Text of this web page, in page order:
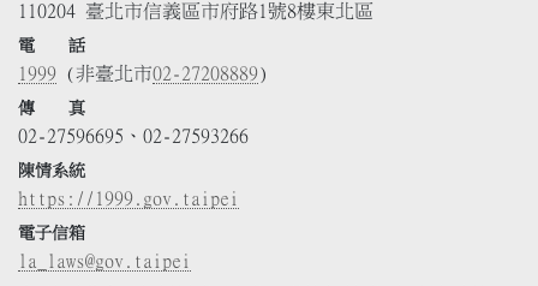
110204 臺北市信義區市府路1號8樓東北區
電 話
1999 (非臺北市02-27208889)
傳 真
02-27596695、02-27593266
陳情系統
https://1999.gov.taipei
電子信箱
la_laws@gov.taipei